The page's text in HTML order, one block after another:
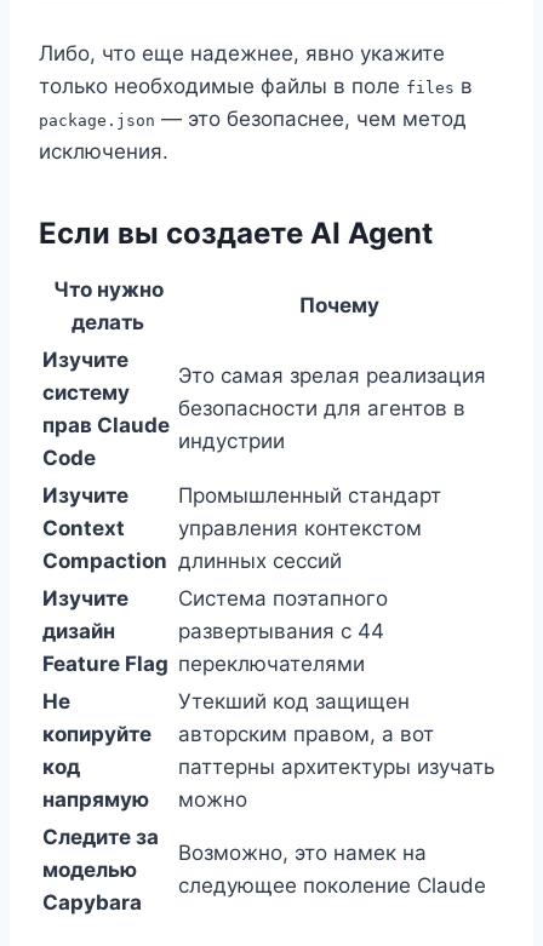
Либо, что еще надежнее, явно укажите
только необходимые файлы в поле files в
package.json — это безопаснее, чем метод
исключения.
Если вы создаете AI Agent
Что нужно
делать
Почему
Изучите
систему
прав Claude
Code
Это самая зрелая реализация
безопасности для агентов в
индустрии
Изучите
Context
Compaction
Промышленный стандарт
управления контекстом
длинных сессий
Изучите
дизайн
Feature Flag
Система поэтапного
развертывания с 44
переключателями
Не
копируйте
код
напрямую
Утекший код защищен
авторским правом, а вот
паттерны архитектуры изучать
можно
Следите за
моделью
Capybara
Возможно, это намек на
следующее поколение Claude